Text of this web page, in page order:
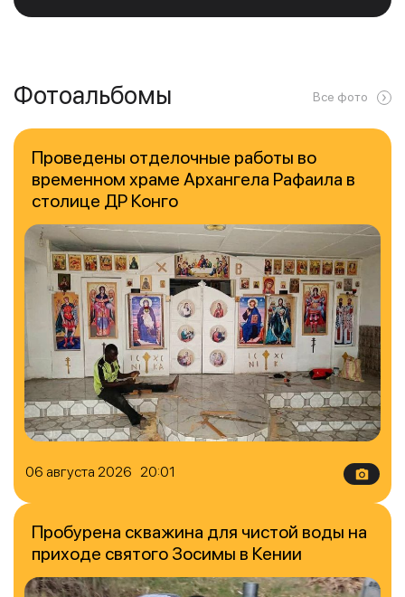
Фотоальбомы Все фото
06 августа 2026 20:01
Проведены отделочные работы во
временном храме Архангела Рафаила в
столице ДР Конго
Пробурена скважина для чистой воды на
приходе святого Зосимы в Кении